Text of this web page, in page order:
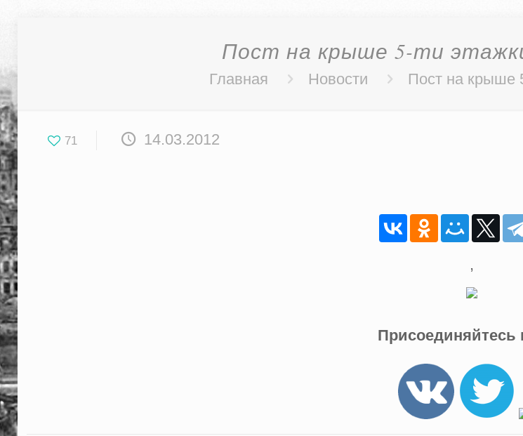
Пост на крыше 5-ти
Главная Новости Пост на крыше
71 14.03.2012
,
Присоединяйтесь